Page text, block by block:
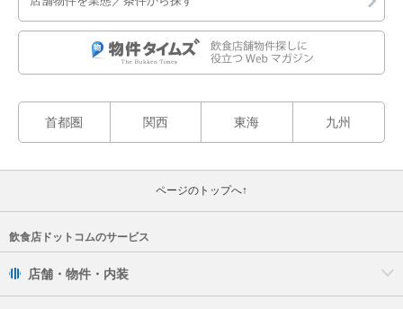
首都圏 関西 東海 九州
ページのトップへ↑
飲食店ドットコムのサービス
店舗・物件・内装